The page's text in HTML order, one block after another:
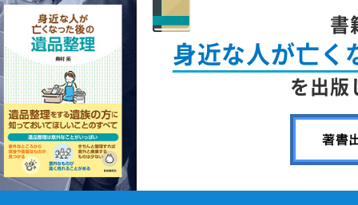
ニュ
「
で取材掲